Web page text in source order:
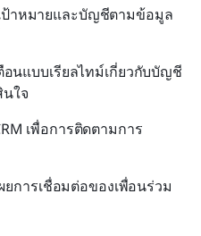
ป้าหมายและบัญชีตามข้อมูล
อนแบบเรียลไทม์เกี่ยวกับบัญชี
ใจ
เพื่อการติดตามการ
ยการเชื่อมต่อของเพื่อนร่วม